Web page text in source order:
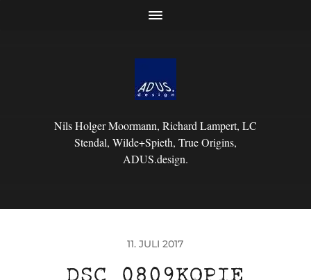
Nils Holger Moormann, Richard Lampert, LC
Stendal, Wilde+Spieth, True Origins,
ADUS.design.
11. JULI 2017